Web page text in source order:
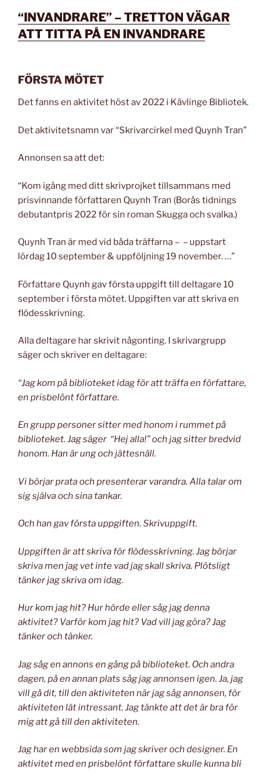
“INVANDRARE” – TRETTON VÄGAR
ATT TITTA PÅ EN INVANDRARE
FÖRSTA MÖTET
Det fanns en aktivitet höst av 2022 i Kävlinge Bibliotek.
Det aktivitetsnamn var “Skrivarcirkel med Quynh Tran”
Annonsen sa att det:
“Kom igång med ditt skrivprojket tillsammans med
prisvinnande författaren Quynh Tran (Borås tidnings
debutantpris 2022 för sin roman Skugga och svalka.)
Quynh Tran är med vid båda träffarna – – uppstart
lördag 10 september & uppföljning 19 november. …”
Författare Quynh gav första uppgift till deltagare 10
september i första mötet. Uppgiften var att skriva en
flödesskrivning.
Alla deltagare har skrivit någonting. I skrivargrupp
säger och skriver en deltagare:
“Jag kom på biblioteket idag för att träffa en författare,
en prisbelönt författare.
En grupp personer sitter med honom i rummet på
biblioteket. Jag säger “Hej alla!” och jag sitter bredvid
honom. Han är ung och jättesnäll.
Vi börjar prata och presenterar varandra. Alla talar om
sig själva och sina tankar.
Och han gav första uppgiften. Skrivuppgift.
Uppgiften är att skriva för flödesskrivning. Jag börjar
skriva men jag vet inte vad jag skall skriva. Plötsligt
tänker jag skriva om idag.
Hur kom jag hit? Hur hörde eller såg jag denna
aktivitet? Varför kom jag hit? Vad vill jag göra? Jag
tänker och tänker.
Jag såg en annons en gång på biblioteket. Och andra
dagen, på en annan plats såg jag annonsen igen. Ja, jag
vill gå dit, till den aktiviteten när jag såg annonsen, för
aktiviteten lät intressant. Jag tänkte att det är bra för
mig att gå till den aktiviteten.
Jag har en webbsida som jag skriver och designer. En
aktivitet med en prisbelönt författare skulle kunna bli